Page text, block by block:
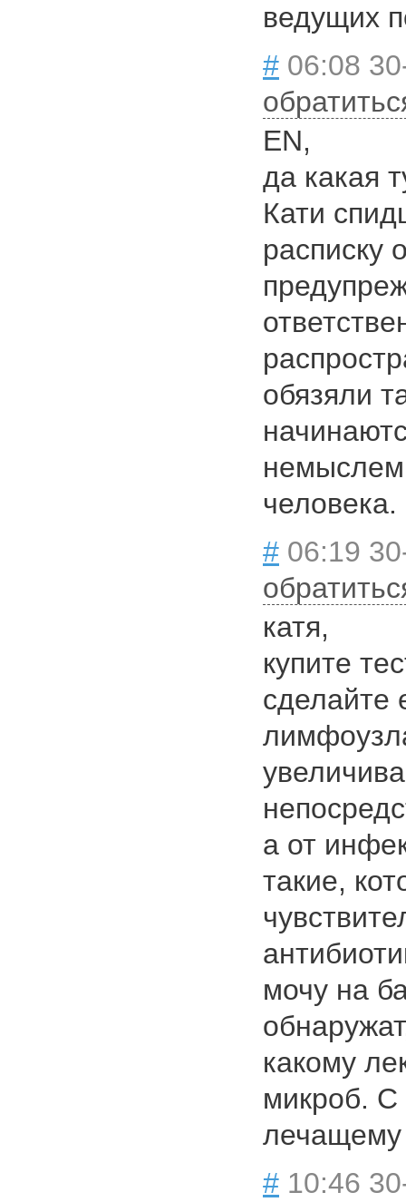
ведущих
# 06:08
EN,
да какая
Кати
расписку
обязяли
человека.
# 06:19
катя,
купите
сделайте
а от
такие,
мочу на
какому
микроб. С
лечащему
# 10:46